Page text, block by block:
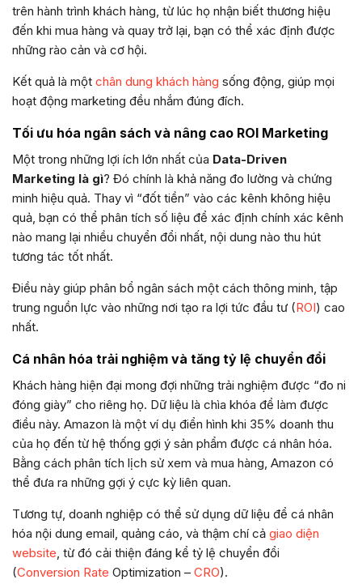
trên hành trình khách hàng, từ lúc họ nhận biết thương hiệu
đến khi mua hàng và quay trở lại, bạn có thể xác định được
những rào cản và cơ hội.
Kết quả là một chân dung khách hàng sống động, giúp mọi
hoạt động marketing đều nhắm đúng đích.
Tối ưu hóa ngân sách và nâng cao ROI Marketing
Một trong những lợi ích lớn nhất của Data-Driven
Marketing là gì? Đó chính là khả năng đo lường và chứng
minh hiệu quả. Thay vì “đốt tiền” vào các kênh không hiệu
quả, bạn có thể phân tích số liệu để xác định chính xác kênh
nào mang lại nhiều chuyển đổi nhất, nội dung nào thu hút
tương tác tốt nhất.
Điều này giúp phân bổ ngân sách một cách thông minh, tập
trung nguồn lực vào những nơi tạo ra lợi tức đầu tư (ROI) cao
nhất.
Cá nhân hóa trải nghiệm và tăng tỷ lệ chuyển đổi
Khách hàng hiện đại mong đợi những trải nghiệm được “đo ni
đóng giày” cho riêng họ. Dữ liệu là chìa khóa để làm được
điều này. Amazon là một ví dụ điển hình khi 35% doanh thu
của họ đến từ hệ thống gợi ý sản phẩm được cá nhân hóa.
Bằng cách phân tích lịch sử xem và mua hàng, Amazon có
thể đưa ra những gợi ý cực kỳ liên quan.
Tương tự, doanh nghiệp có thể sử dụng dữ liệu để cá nhân
hóa nội dung email, quảng cáo, và thậm chí cả giao diện
website , từ đó cải thiện đáng kể tỷ lệ chuyển đổi
(Conversion Rate Optimization – CRO).